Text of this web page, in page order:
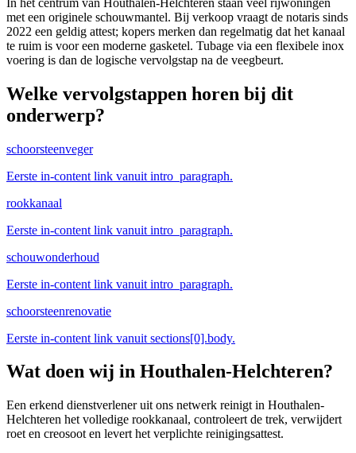
met een originele schouwmantel. Bij verkoop vraagt de notaris sinds
2022 een geldig attest; kopers merken dan regelmatig dat het kanaal
te ruim is voor een moderne gasketel. Tubage via een flexibele inox
voering is dan de logische vervolgstap na de veegbeurt.
Welke vervolgstappen horen bij dit
onderwerp?
schoorsteenveger
Eerste in-content link vanuit intro_paragraph.
rookkanaal
Eerste in-content link vanuit intro_paragraph.
schouwonderhoud
Eerste in-content link vanuit intro_paragraph.
schoorsteenrenovatie
Eerste in-content link vanuit sections[0].body.
Wat doen wij in Houthalen-Helchteren?
Een erkend dienstverlener uit ons netwerk reinigt in Houthalen-
Helchteren het volledige rookkanaal, controleert de trek, verwijdert
roet en creosoot en levert het verplichte reinigingsattest.